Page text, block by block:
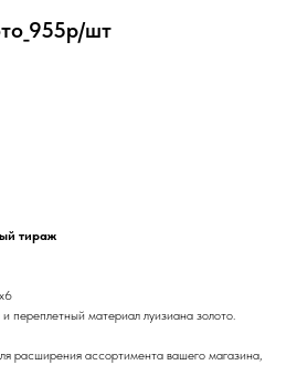
шт
тираж
переплетный материал луизиана золото.
расширения ассортимента вашего магазина,